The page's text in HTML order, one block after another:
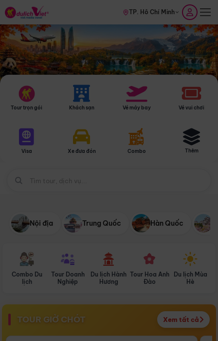
TP. Hồ Chí Minh
Tour trọn gói Khách sạn Vé máy bay Vé vui chơi
Visa Xe đưa đón Combo Thêm
Nội địa Trung Quốc Hàn Quốc
Combo Du
lịch
Tour Doanh
Nghiệp
Du lịch Hành
Hương
Tour Hoa Anh
Đào
Du lịch Mùa
Hè
TOUR GIỜ CHÓT Xem tất cả
Điểm nổi bật